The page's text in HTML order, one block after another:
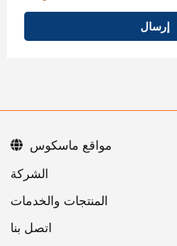
إرسال
اتصل بنا
مواقع ماسكوس